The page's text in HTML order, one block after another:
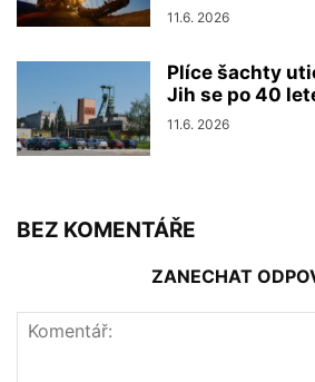
11.6. 2026
Plíce šachty
Jih se po 40
11.6. 2026
BEZ KOMENTÁŘE
ZANECHAT